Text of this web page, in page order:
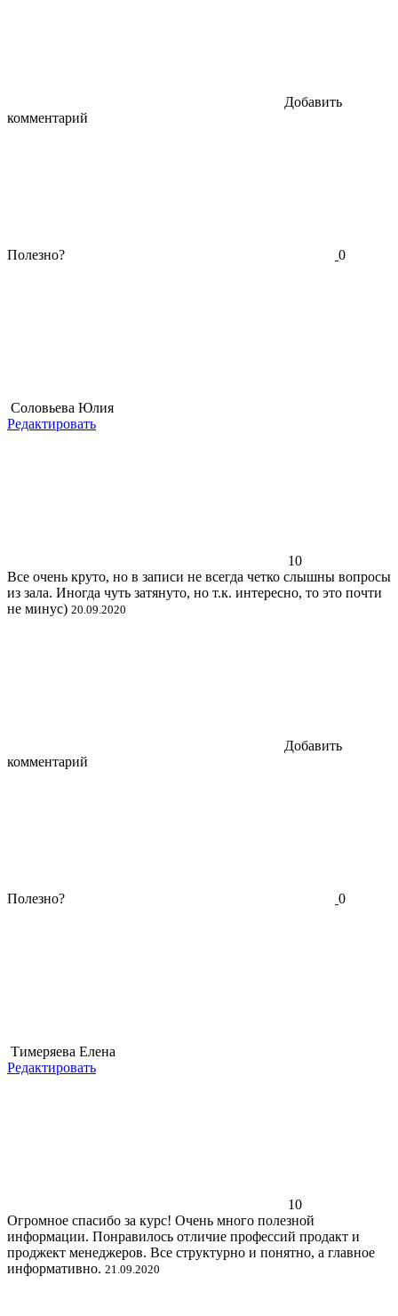
Добавить
комментарий
Полезно? 0
Соловьева Юлия
Редактировать
10
Все очень круто, но в записи не всегда четко слышны вопросы
из зала. Иногда чуть затянуто, но т.к. интересно, то это почти
не минус) 20.09.2020
Добавить
комментарий
Полезно? 0
Тимеряева Елена
Редактировать
10
Огромное спасибо за курс! Очень много полезной
информации. Понравилось отличие профессий продакт и
проджект менеджеров. Все структурно и понятно, а главное
информативно. 21.09.2020